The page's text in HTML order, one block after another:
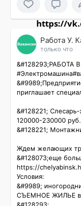
https://
только что
&#128293;РАБОТА
приглашает
&#128221;
120000-230000 руб.
&#128221;
Ждем желающих
&#128073;еще
https://
Условия:
&#9989;
СЪЕМНОЕ ЖИЛЬЕ в